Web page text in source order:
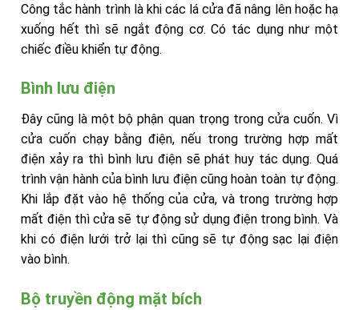
Công tắc hành trình là khi các lá cửa đã nâng lên hoặc hạ
xuống hết thì sẽ ngắt động cơ. Có tác dụng như một
chiếc điều khiển tự động.
Bình lưu điện
Đây cũng là một bộ phận quan trọng trong cửa cuốn. Vì
cửa cuốn chạy bằng điện, nếu trong trường hợp mất
điện xảy ra thì bình lưu điện sẽ phát huy tác dụng. Quá
trình vận hành của bình lưu điện cũng hoàn toàn tự động.
Khi lắp đặt vào hệ thống của cửa, và trong trường hợp
mất điện thì cửa sẽ tự động sử dụng điện trong bình. Và
khi có điện lưới trở lại thì cũng sẽ tự động sạc lại điện
vào bình.
Bộ truyền động mặt bích